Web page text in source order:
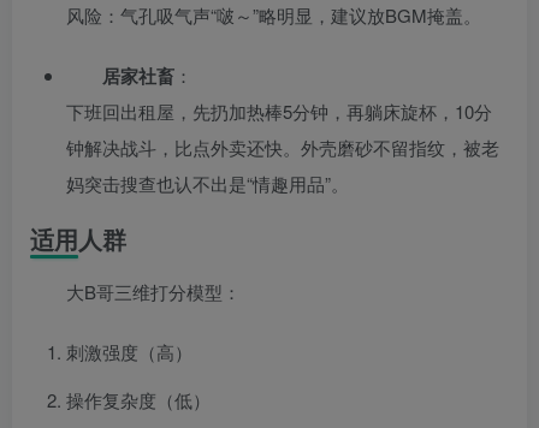
风险：气孔吸气声“啵～”略明显，建议放BGM掩盖。
居家社畜 ：
下班回出租屋，先扔加热棒5分钟，再躺床旋杯，10分
钟解决战斗，比点外卖还快。外壳磨砂不留指纹，被老
妈突击搜查也认不出是“情趣用品”。
适用人群
大B哥三维打分模型：
刺激强度（高）
操作复杂度（低）